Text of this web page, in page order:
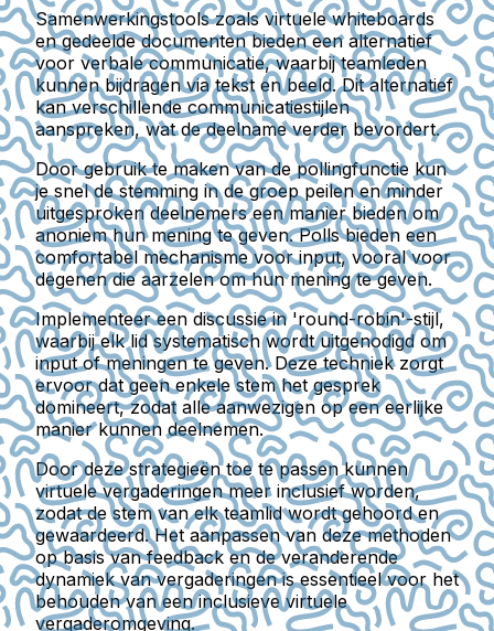
Samenwerkingstools zoals virtuele whiteboards
en gedeelde documenten bieden een alternatief
voor verbale communicatie, waarbij teamleden
kunnen bijdragen via tekst en beeld. Dit alternatief
kan verschillende communicatiestijlen
aanspreken, wat de deelname verder bevordert.
Door gebruik te maken van de pollingfunctie kun
je snel de stemming in de groep peilen en minder
uitgesproken deelnemers een manier bieden om
anoniem hun mening te geven. Polls bieden een
comfortabel mechanisme voor input, vooral voor
degenen die aarzelen om hun mening te geven.
Implementeer een discussie in 'round-robin'-stijl,
waarbij elk lid systematisch wordt uitgenodigd om
input of meningen te geven. Deze techniek zorgt
ervoor dat geen enkele stem het gesprek
domineert, zodat alle aanwezigen op een eerlijke
manier kunnen deelnemen.
Door deze strategieën toe te passen kunnen
virtuele vergaderingen meer inclusief worden,
zodat de stem van elk teamlid wordt gehoord en
gewaardeerd. Het aanpassen van deze methoden
op basis van feedback en de veranderende
dynamiek van vergaderingen is essentieel voor het
behouden van een inclusieve virtuele
vergaderomgeving.